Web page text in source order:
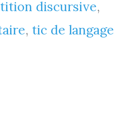
discursive,
, tic de langage